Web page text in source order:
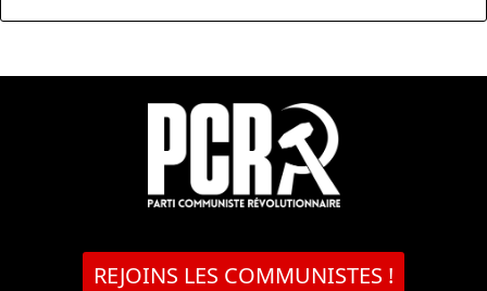
REJOINS LES COMMUNISTES !